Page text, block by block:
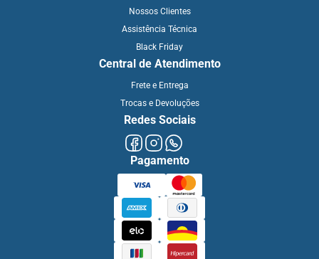
Nossos Clientes
Assistência Técnica
Black Friday
Central de Atendimento
Frete e Entrega
Trocas e Devoluções
Redes Sociais
Pagamento